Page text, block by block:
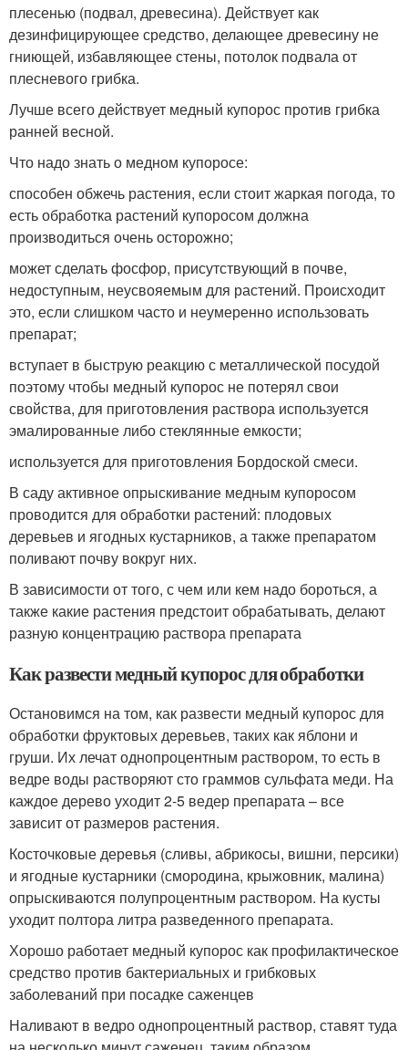
плесенью (подвал, древесина). Действует как
дезинфицирующее средство, делающее древесину не
гниющей, избавляющее стены, потолок подвала от
плесневого грибка.
Лучше всего действует медный купорос против грибка
ранней весной.
Что надо знать о медном купоросе:
способен обжечь растения, если стоит жаркая погода, то
есть обработка растений купоросом должна
производиться очень осторожно;
может сделать фосфор, присутствующий в почве,
недоступным, неусвояемым для растений. Происходит
это, если слишком часто и неумеренно использовать
препарат;
вступает в быструю реакцию с металлической посудой
поэтому чтобы медный купорос не потерял свои
свойства, для приготовления раствора используется
эмалированные либо стеклянные емкости;
используется для приготовления Бордоской смеси.
В саду активное опрыскивание медным купоросом
проводится для обработки растений: плодовых
деревьев и ягодных кустарников, а также препаратом
поливают почву вокруг них.
В зависимости от того, с чем или кем надо бороться, а
также какие растения предстоит обрабатывать, делают
разную концентрацию раствора препарата
Как развести медный купорос для обработки
Остановимся на том, как развести медный купорос для
обработки фруктовых деревьев, таких как яблони и
груши. Их лечат однопроцентным раствором, то есть в
ведре воды растворяют сто граммов сульфата меди. На
каждое дерево уходит 2-5 ведер препарата – все
зависит от размеров растения.
Косточковые деревья (сливы, абрикосы, вишни, персики)
и ягодные кустарники (смородина, крыжовник, малина)
опрыскиваются полупроцентным раствором. На кусты
уходит полтора литра разведенного препарата.
Хорошо работает медный купорос как профилактическое
средство против бактериальных и грибковых
заболеваний при посадке саженцев
Наливают в ведро однопроцентный раствор, ставят туда